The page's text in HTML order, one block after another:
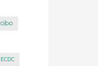
cibo
ECDC